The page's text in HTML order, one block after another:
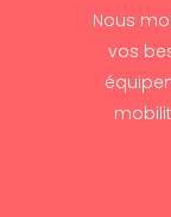
Nous
vos